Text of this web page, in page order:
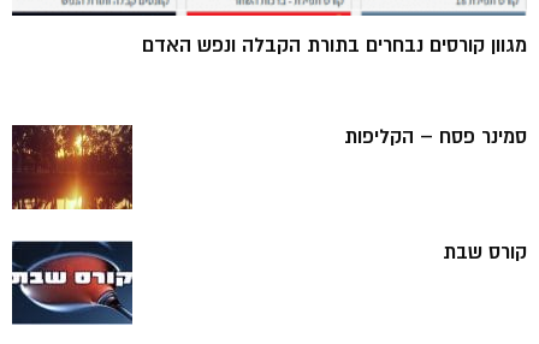
מגוון קורסים נבחרים בתורת הקבלה ונפש האדם
סמינר פסח – הקליפות
קורס שבת